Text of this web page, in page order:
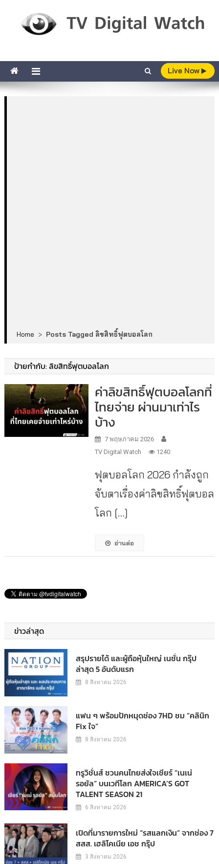
Live Now
Home > Posts Tagged ลิขสิทธิ์ฟุตบอลโลก
ป้ายกำกับ:ลิขสิทธิ์ฟุตบอลโลก
ค่าลิขสิทธิ์ฟุตบอลโลกที่
ไทยจ่าย ผ่านมาเท่าไร
บ้าง
7 พฤษภาคม 2026
TV Digital Watch
1240
ฟุตบอลโลก 2026 กำลังถูก
จับตาเรื่องค่าลิขสิทธิ์ฟุตบอล
โลก […]
อ่านต่อ
ข่าวล่าสุด
สรุปรายได้ และผู้ถือหุ้นใหญ่ เนชั่น กรุ๊ป
ล่าสุด 5 อันดับแรก
8 สิงหาคม 2026
แฟน ๆ พร้อมปักหมุดช่อง 7HD ชม “คลินิก
Fix ใจ”
8 สิงหาคม 2026
ทรูวิชั่นส์ ชวนคนไทยส่งใจเชียร์ “เนเน่
รอยัล” บนเวทีโลก AMERICA’S GOT
TALENT SEASON 21
6 สิงหาคม 2026
เปิดที่มารายการใหม่ “รสแลกเงิน” จากช่อง 7
สสส. เฮลิโคเนีย เอช กรุ๊ป
3 สิงหาคม 2026